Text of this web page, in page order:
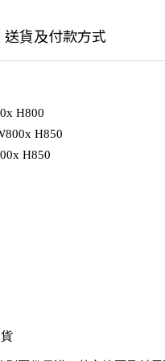
送貨及付款方式
H800
H850
H850